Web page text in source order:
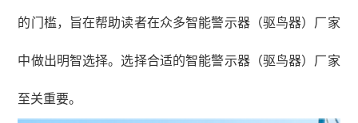
的门槛，旨在帮助读者在众多智能警示器（驱鸟器）厂家
中做出明智选择。选择合适的智能警示器（驱鸟器）厂家
至关重要。